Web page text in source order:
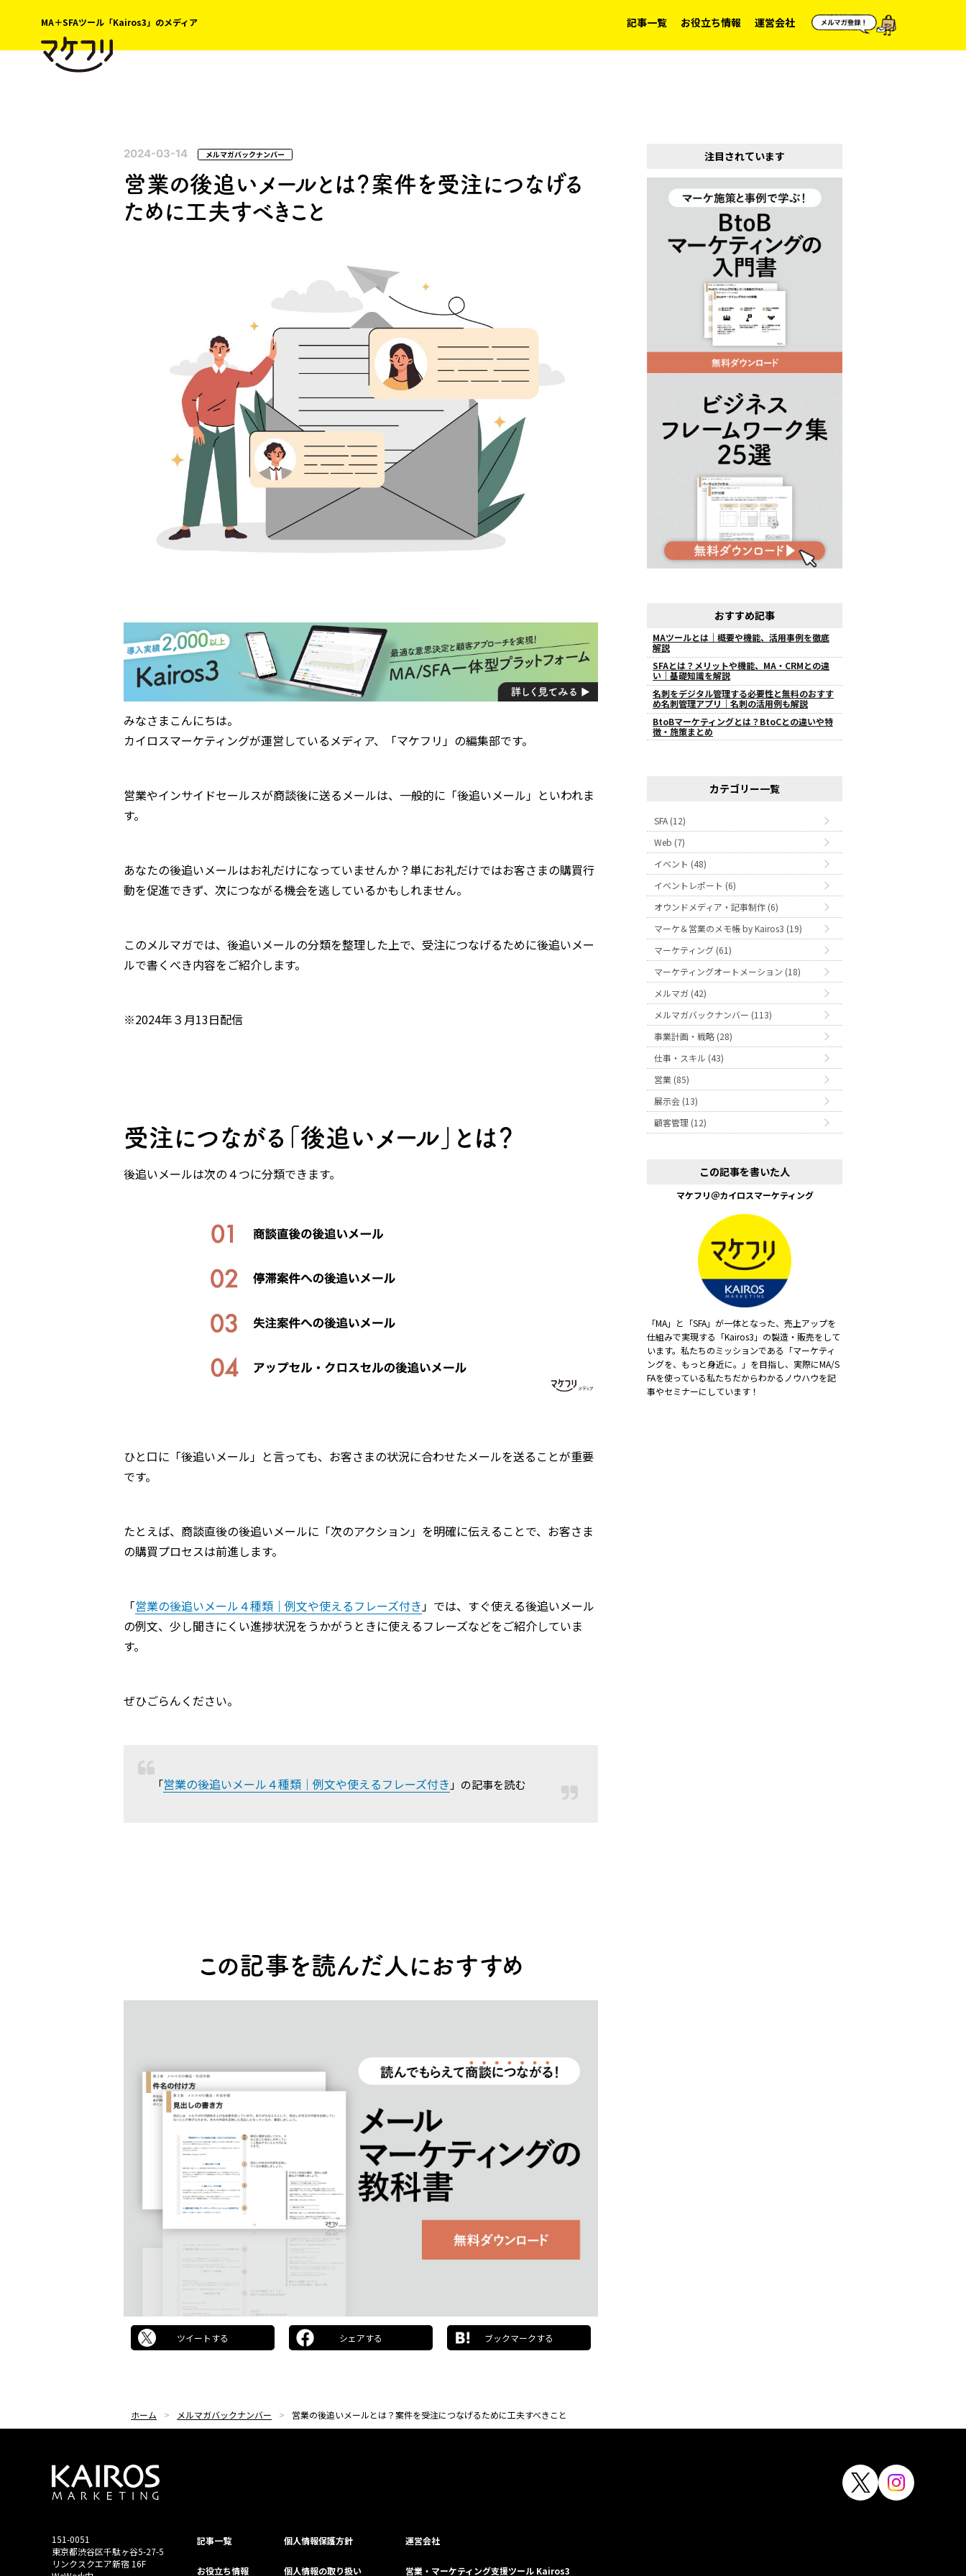
MA＋SFAツール「Kairos3」のメディア 記事一覧 お役立ち情報 運営会社
2024-03-14 メルマガバックナンバー
営業の後追いメールとは？案件を受注につなげる
ために工夫すべきこと
みなさまこんにちは。
カイロスマーケティングが運営しているメディア、「マケフリ」の編集部です。
営業やインサイドセールスが商談後に送るメールは、一般的に「後追いメール」といわれま
す。
あなたの後追いメールはお礼だけになっていませんか？単にお礼だけではお客さまの購買行
動を促進できず、次につながる機会を逃しているかもしれません。
このメルマガでは、後追いメールの分類を整理した上で、受注につなげるために後追いメー
ルで書くべき内容をご紹介します。
※2024年３月13日配信
受注につながる「後追いメール」とは？
後追いメールは次の４つに分類できます。
ひと口に「後追いメール」と言っても、お客さまの状況に合わせたメールを送ることが重要
です。
たとえば、商談直後の後追いメールに「次のアクション」を明確に伝えることで、お客さま
の購買プロセスは前進します。
「営業の後追いメール４種類｜例文や使えるフレーズ付き」では、すぐ使える後追いメール
の例文、少し聞きにくい進捗状況をうかがうときに使えるフレーズなどをご紹介していま
す。
ぜひごらんください。
「営業の後追いメール４種類｜例文や使えるフレーズ付き 」の記事を読む
この記事を読んだ人におすすめ
ツイートする シェアする ブックマークする
ホーム メルマガバックナンバー 営業の後追いメールとは？案件を受注につなげるために工夫すべきこと
注目されています
おすすめ記事
MAツールとは｜概要や機能、活用事例を徹底
解説
SFAとは？メリットや機能、MA・CRMとの違
い｜基礎知識を解説
名刺をデジタル管理する必要性と無料のおすす
め名刺管理アプリ｜名刺の活用例も解説
BtoBマーケティングとは？BtoCとの違いや特
徴・施策まとめ
カテゴリー一覧
SFA (12)
Web (7)
イベント (48)
イベントレポート (6)
オウンドメディア・記事制作 (6)
マーケ＆営業のメモ帳 by Kairos3 (19)
マーケティング (61)
マーケティングオートメーション (18)
メルマガ (42)
メルマガバックナンバー (113)
事業計画・戦略 (28)
仕事・スキル (43)
営業 (85)
展示会 (13)
顧客管理 (12)
この記事を書いた人
マケフリ＠カイロスマーケティング
「MA」と「SFA」が一体となった、売上アップを
仕組みで実現する「Kairos3」の製造・販売をして
います。私たちのミッションである「マーケティ
ングを、もっと身近に。」を目指し、実際にMA/S
FAを使っている私たちだからわかるノウハウを記
事やセミナーにしています！
151-0051
東京都渋⾕区千駄ヶ谷5-27-5
リンクスクエア新宿 16F
記事一覧
お役立ち情報
個⼈情報保護⽅針
個人情報の取り扱い
運営会社
営業・マーケティング支援ツール Kairos3